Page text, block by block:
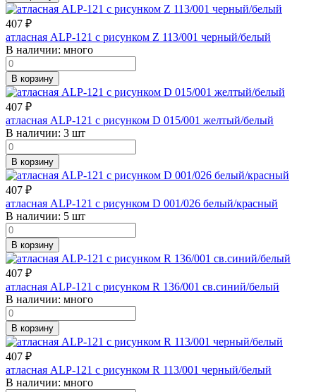
407 ₽
атласная ALP-121 с рисунком Z 113/001 черный/белый
В наличии: много
В корзину
407 ₽
атласная ALP-121 с рисунком D 015/001 желтый/белый
В наличии: 3 шт
В корзину
407 ₽
атласная ALP-121 с рисунком D 001/026 белый/красный
В наличии: 5 шт
В корзину
407 ₽
атласная ALP-121 с рисунком R 136/001 св.синий/белый
В наличии: много
В корзину
407 ₽
атласная ALP-121 с рисунком R 113/001 черный/белый
В наличии: много